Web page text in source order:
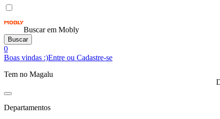
Buscar em Mobly
Buscar
0
Boas vindas :)Entre ou Cadastre-se
Tem no Magalu
Departamentos